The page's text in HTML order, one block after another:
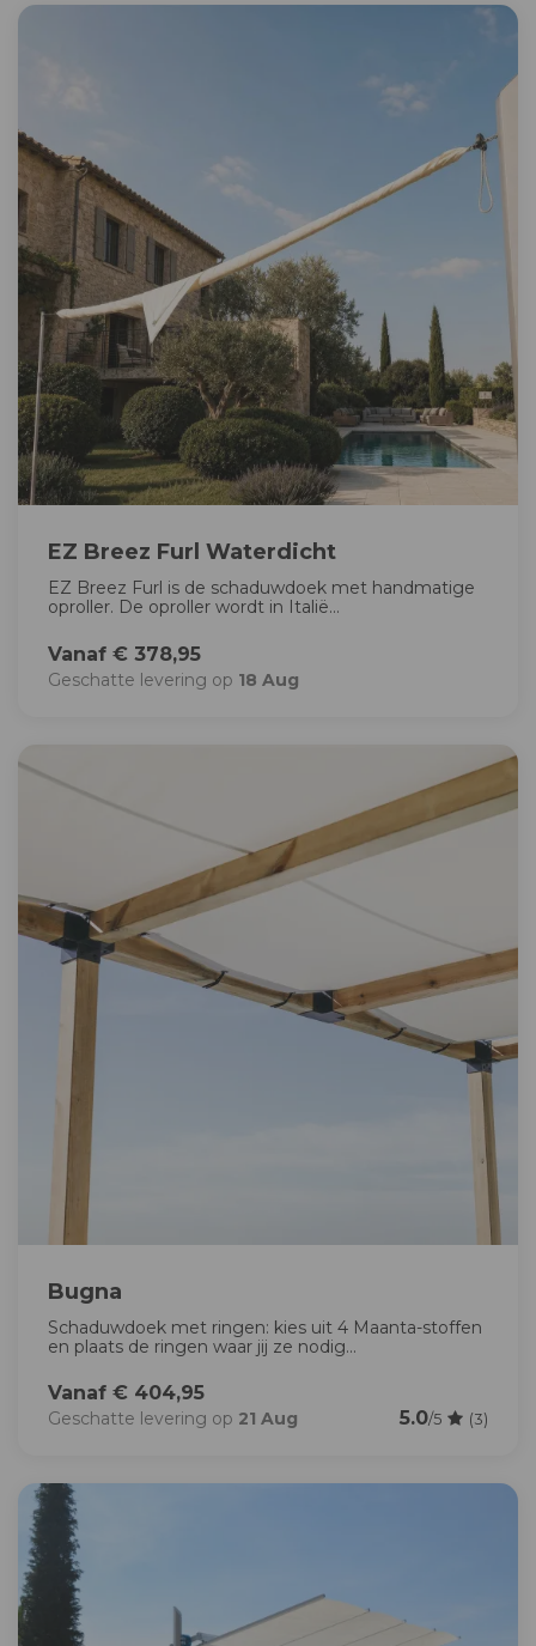
EZ Breez Furl Waterdicht
EZ Breez Furl is de schaduwdoek met handmatige
oproller. De oproller wordt in Italië...
Vanaf € 378,95
Geschatte levering op 18 Aug
Bugna
Schaduwdoek met ringen: kies uit 4 Maanta-stoffen
en plaats de ringen waar jij ze nodig...
Vanaf € 404,95
Geschatte levering op 21 Aug 5.0/5 (3)